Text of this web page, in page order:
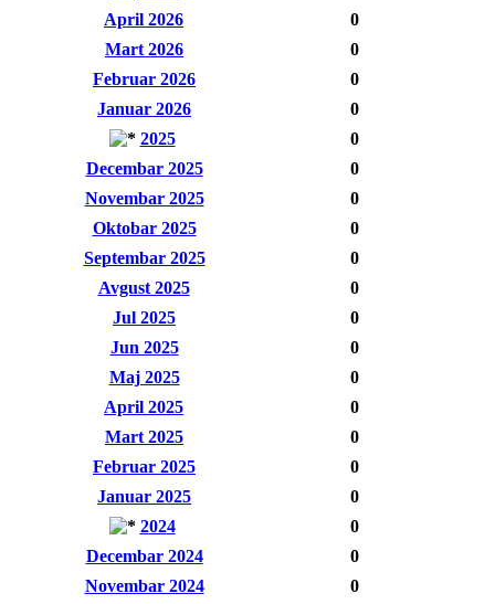
April 2026
0
Mart 2026
0
Februar 2026
0
Januar 2026
0
2025
0
Decembar 2025
0
Novembar 2025
0
Oktobar 2025
0
Septembar 2025
0
Avgust 2025
0
Jul 2025
0
Jun 2025
0
Maj 2025
0
April 2025
0
Mart 2025
0
Februar 2025
0
Januar 2025
0
2024
0
Decembar 2024
0
Novembar 2024
0